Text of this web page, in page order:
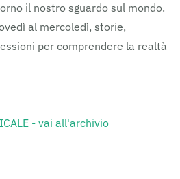
il nostro sguardo sul mondo.
al mercoledì, storie,
per comprendere la realtà
- vai all'archivio